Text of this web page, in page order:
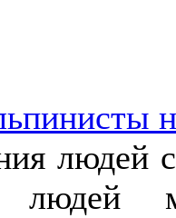
людей